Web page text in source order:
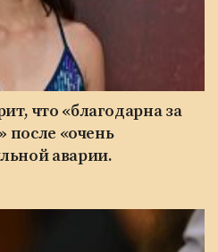
что «благодарна за
после «очень
аварии.